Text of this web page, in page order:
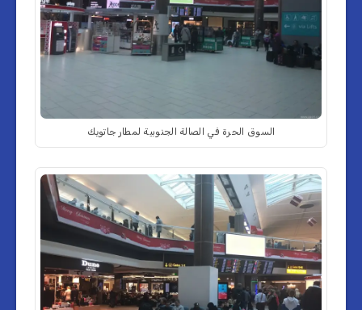
السوق الحرة في الصالة الجنوبية لمطار جاتويك